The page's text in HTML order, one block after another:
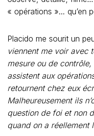
médecins ! Placido se
interrogatoire. Son
couleur de l’aura. Ses
Aucune, c’est l’esprit
dons. Les gens
Après le repas
tahitien qui souffre